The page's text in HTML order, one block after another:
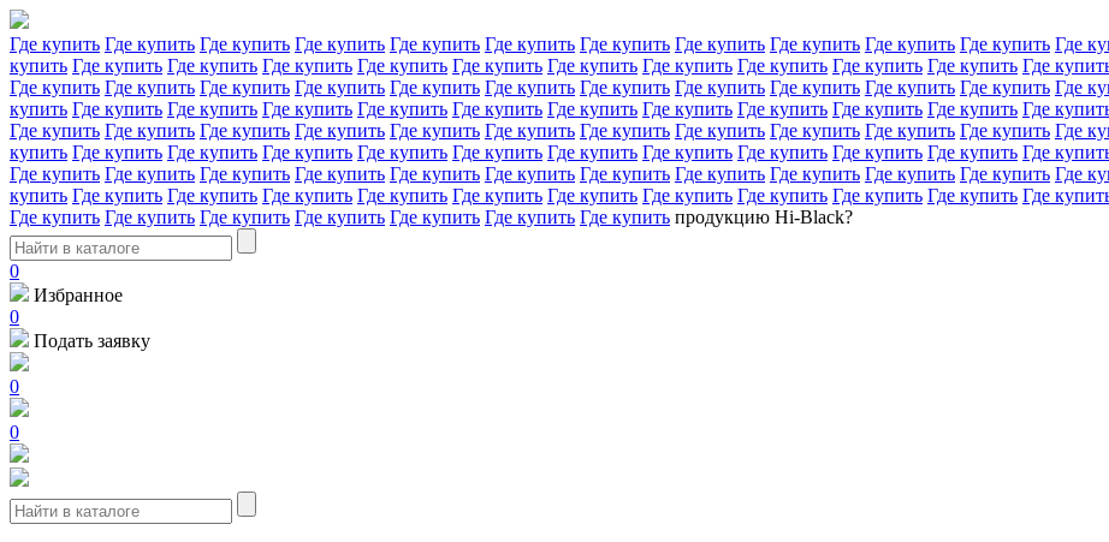
Где купить Где купить Где купить Где купить Где купить Где купить Где купить Где купить Где купить Где купить Где купить Где
купить Где купить Где купить Где купить Где купить Где купить Где купить Где купить Где купить Где купить Где купить Где
Где купить Где купить Где купить Где купить Где купить Где купить Где купить Где купить Где купить Где купить Где купить Где
купить Где купить Где купить Где купить Где купить Где купить Где купить Где купить Где купить Где купить Где купить Где
Где купить Где купить Где купить Где купить Где купить Где купить Где купить Где купить Где купить Где купить Где купить Где
купить Где купить Где купить Где купить Где купить Где купить Где купить Где купить Где купить Где купить Где купить Где
Где купить Где купить Где купить Где купить Где купить Где купить Где купить Где купить Где купить Где купить Где купить Где
купить Где купить Где купить Где купить Где купить Где купить Где купить Где купить Где купить Где купить Где купить Где
Где купить Где купить Где купить Где купить Где купить Где купить Где купить продукцию Hi-Black?
0
Избранное
0
Подать заявку
0
0